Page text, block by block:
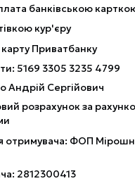
банківською
кур'єру
Приватбанку
5169 3305 3235 4799
Андрій Сергійович
розрахунок за
отримувача: ФОП
2812300413